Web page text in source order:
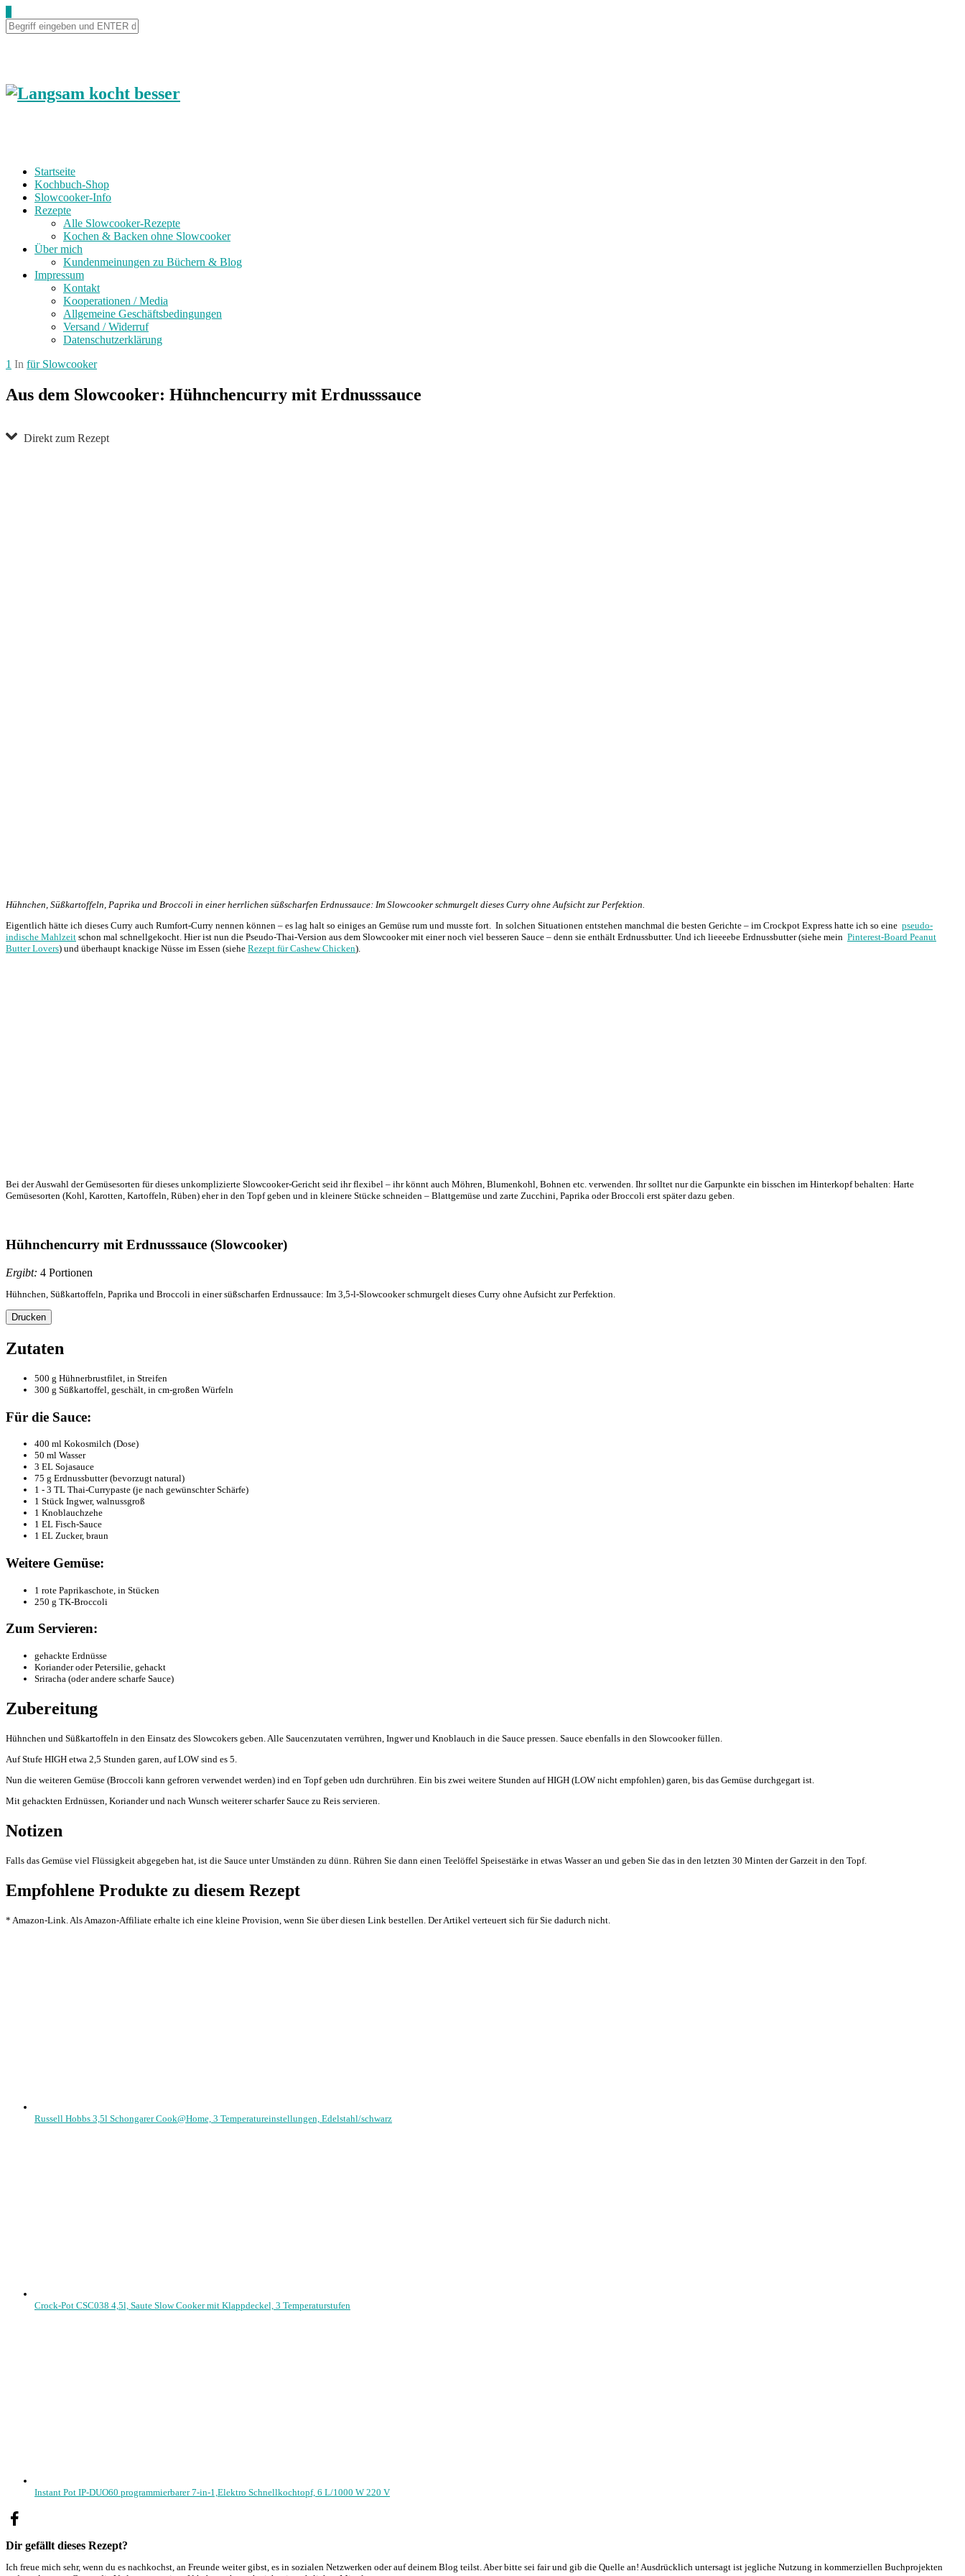
to
Recipe
Startseite
Kochbuch-Shop
Slowcooker-Info
Rezepte
Alle Slowcooker-Rezepte
Kochen & Backen ohne Slowcooker
Über mich
Kundenmeinungen zu Büchern & Blog
Impressum
Kontakt
Kooperationen / Media
Allgemeine Geschäftsbedingungen
Versand / Widerruf
Datenschutzerklärung
1 In für Slowcooker
Aus dem Slowcooker: Hühnchencurry mit Erdnusssauce
Direkt zum Rezept
Hühnchen, Süßkartoffeln, Paprika und Broccoli in einer herrlichen süßscharfen Erdnussauce: Im Slowcooker schmurgelt dieses Curry ohne Aufsicht zur Perfektion.
Eigentlich hätte ich dieses Curry auch Rumfort-Curry nennen können – es lag halt so einiges an Gemüse rum und musste fort. In solchen Situationen entstehen manchmal die besten Gerichte – im Crockpot Express hatte ich so eine pseudo-
indische Mahlzeit schon mal schnellgekocht. Hier ist nun die Pseudo-Thai-Version aus dem Slowcooker mit einer noch viel besseren Sauce – denn sie enthält Erdnussbutter. Und ich lieeeebe Erdnussbutter (siehe mein Pinterest-Board Peanut
Butter Lovers) und überhaupt knackige Nüsse im Essen (siehe Rezept für Cashew Chicken).
Bei der Auswahl der Gemüsesorten für dieses unkomplizierte Slowcooker-Gericht seid ihr flexibel – ihr könnt auch Möhren, Blumenkohl, Bohnen etc. verwenden. Ihr solltet nur die Garpunkte ein bisschen im Hinterkopf behalten: Harte
Gemüsesorten (Kohl, Karotten, Kartoffeln, Rüben) eher in den Topf geben und in kleinere Stücke schneiden – Blattgemüse und zarte Zucchini, Paprika oder Broccoli erst später dazu geben.
Hühnchencurry mit Erdnusssauce (Slowcooker)
Ergibt: 4 Portionen
Hühnchen, Süßkartoffeln, Paprika und Broccoli in einer süßscharfen Erdnussauce: Im 3,5-l-Slowcooker schmurgelt dieses Curry ohne Aufsicht zur Perfektion.
Drucken
Zutaten
500 g Hühnerbrustfilet, in Streifen
300 g Süßkartoffel, geschält, in cm-großen Würfeln
Für die Sauce:
400 ml Kokosmilch (Dose)
50 ml Wasser
3 EL Sojasauce
75 g Erdnussbutter (bevorzugt natural)
1 - 3 TL Thai-Currypaste (je nach gewünschter Schärfe)
1 Stück Ingwer, walnussgroß
1 Knoblauchzehe
1 EL Fisch-Sauce
1 EL Zucker, braun
Weitere Gemüse:
1 rote Paprikaschote, in Stücken
250 g TK-Broccoli
Zum Servieren:
gehackte Erdnüsse
Koriander oder Petersilie, gehackt
Sriracha (oder andere scharfe Sauce)
Zubereitung
Hühnchen und Süßkartoffeln in den Einsatz des Slowcokers geben. Alle Saucenzutaten verrühren, Ingwer und Knoblauch in die Sauce pressen. Sauce ebenfalls in den Slowcooker füllen.
Auf Stufe HIGH etwa 2,5 Stunden garen, auf LOW sind es 5.
Nun die weiteren Gemüse (Broccoli kann gefroren verwendet werden) ind en Topf geben udn durchrühren. Ein bis zwei weitere Stunden auf HIGH (LOW nicht empfohlen) garen, bis das Gemüse durchgegart ist.
Mit gehackten Erdnüssen, Koriander und nach Wunsch weiterer scharfer Sauce zu Reis servieren.
Notizen
Falls das Gemüse viel Flüssigkeit abgegeben hat, ist die Sauce unter Umständen zu dünn. Rühren Sie dann einen Teelöffel Speisestärke in etwas Wasser an und geben Sie das in den letzten 30 Minten der Garzeit in den Topf.
Empfohlene Produkte zu diesem Rezept
* Amazon-Link. Als Amazon-Affiliate erhalte ich eine kleine Provision, wenn Sie über diesen Link bestellen. Der Artikel verteuert sich für Sie dadurch nicht.
Russell Hobbs 3,5l Schongarer Cook@Home, 3 Temperatureinstellungen, Edelstahl/schwarz
Crock-Pot CSC038 4,5l, Saute Slow Cooker mit Klappdeckel, 3 Temperaturstufen
Instant Pot IP-DUO60 programmierbarer 7-in-1,Elektro Schnellkochtopf, 6 L/1000 W 220 V
Dir gefällt dieses Rezept?
Ich freue mich sehr, wenn du es nachkochst, an Freunde weiter gibst, es in sozialen Netzwerken oder auf deinem Blog teilst. Aber bitte sei fair und gib die Quelle an! Ausdrücklich untersagt ist jegliche Nutzung in kommerziellen Buchprojekten